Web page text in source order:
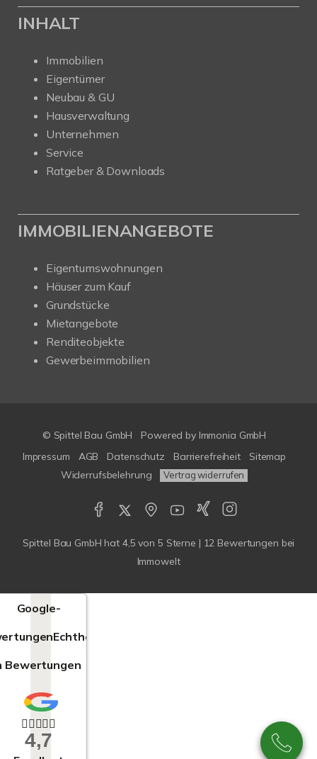
INHALT
Immobilien
Eigentümer
Neubau & GU
Hausverwaltung
Unternehmen
Service
Ratgeber & Downloads
IMMOBILIENANGEBOTE
Eigentumswohnungen
Häuser zum Kauf
Grundstücke
Mietangebote
Renditeobjekte
Gewerbeimmobilien
© Spittel Bau GmbH Powered by Immonia GmbH
Impressum
AGB Datenschutz Barrierefreiheit
Sitemap
Widerrufsbelehrung
Vertrag widerrufen
Spittel Bau GmbH hat 4,5 von 5 Sterne | 12 Bewertungen bei
Immowelt
Google-
Echtheit
Bewertungen
4,7